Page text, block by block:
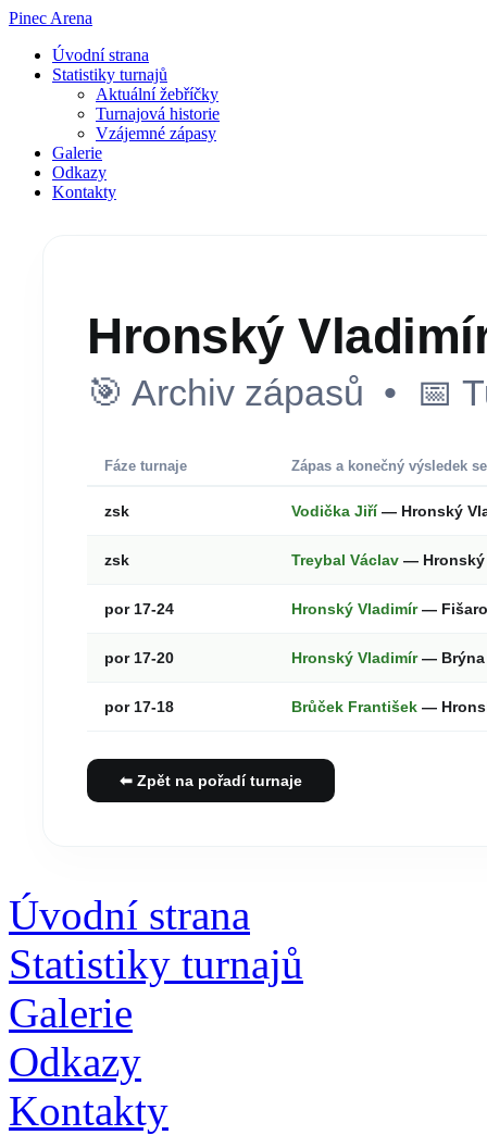
Pinec Arena
Úvodní strana
Statistiky turnajů
Aktuální žebříčky
Turnajová historie
Vzájemné zápasy
Galerie
Odkazy
Kontakty
Hronský
🎯 Archiv zápasů • 📅
Fáze turnaje Zápas a konečný výsledek
zsk Vodička Jiří— Hronský
zsk Treybal Václav —
por 17-24 Hronský Vladimír—
por 17-20 Hronský Vladimír— Brýna
por 17-18 Brůček František —
⬅ Zpět na pořadí turnaje
Úvodní strana
Statistiky turnajů
Galerie
Odkazy
Kontakty